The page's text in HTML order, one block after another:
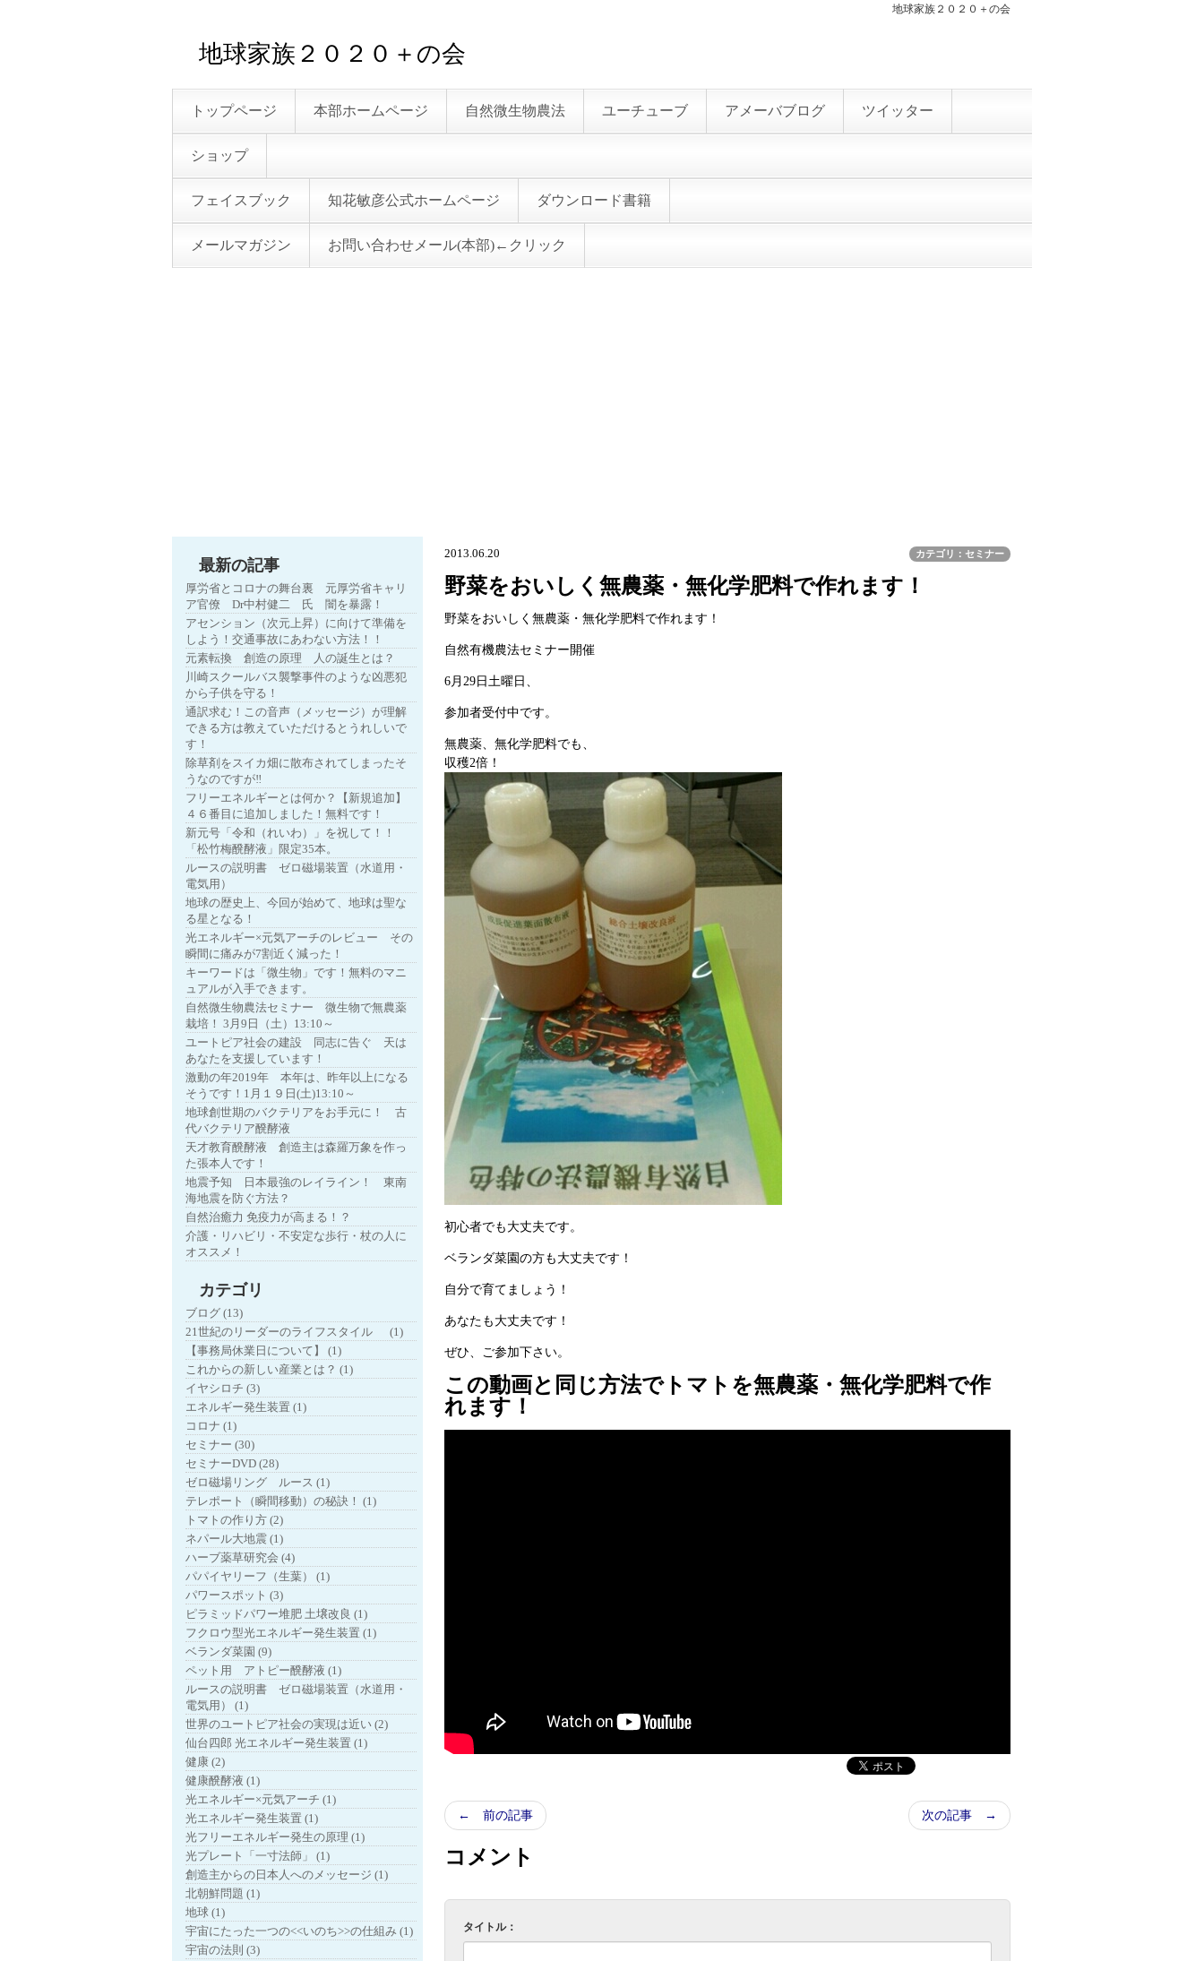
地球家族２０２０＋の会
地球家族２０２０＋の会
トップページ 本部ホームページ 自然微生物農法 ユーチューブ アメーバブログ ツイッター
ショップ
フェイスブック 知花敏彦公式ホームページ ダウンロード書籍
メールマガジン お問い合わせメール(本部)←クリック
2013.06.20 カテゴリ：セミナー
野菜をおいしく無農薬・無化学肥料で作れます！
野菜をおいしく無農薬・無化学肥料で作れます！
自然有機農法セミナー開催
6月29日土曜日、
参加者受付中です。
無農薬、無化学肥料でも、
収穫2倍！
初心者でも大丈夫です。
ベランダ菜園の方も大丈夫です！
自分で育てましょう！
あなたも大丈夫です！
ぜひ、ご参加下さい。
この動画と同じ方法でトマトを無農薬・無化学肥料で作
れます！
次の記事 →
← 前の記事
コメント
タイトル：
最新の記事
厚労省とコロナの舞台裏 元厚労省キャリ
ア官僚 Dr中村健二 氏 闇を暴露！
アセンション（次元上昇）に向けて準備を
しよう！交通事故にあわない方法！！
元素転換 創造の原理 人の誕生とは？
川崎スクールバス襲撃事件のような凶悪犯
から子供を守る！
通訳求む！この音声（メッセージ）が理解
できる方は教えていただけるとうれしいで
す！
除草剤をスイカ畑に散布されてしまったそ
うなのですが‼
フリーエネルギーとは何か？【新規追加】
４６番目に追加しました！無料です！
新元号「令和（れいわ）」を祝して！！
「松竹梅醗酵液」限定35本。
ルースの説明書 ゼロ磁場装置（水道用・
電気用）
地球の歴史上、今回が始めて、地球は聖な
る星となる！
光エネルギー×元気アーチのレビュー その
瞬間に痛みが7割近く減った！
キーワードは「微生物」です！無料のマニ
ュアルが入手できます。
自然微生物農法セミナー 微生物で無農薬
栽培！ 3月9日（土）13:10～
ユートピア社会の建設 同志に告ぐ 天は
あなたを支援しています！
激動の年2019年 本年は、昨年以上になる
そうです！1月１９日(土)13:10～
地球創世期のバクテリアをお手元に！ 古
代バクテリア醗酵液
天才教育醗酵液 創造主は森羅万象を作っ
た張本人です！
地震予知 日本最強のレイライン！ 東南
海地震を防ぐ方法？
自然治癒力 免疫力が高まる！？
介護・リハビリ・不安定な歩行・杖の人に
オススメ！
カテゴリ
ブログ (13)
21世紀のリーダーのライフスタイル (1)
【事務局休業日について】 (1)
これからの新しい産業とは？ (1)
イヤシロチ (3)
エネルギー発生装置 (1)
コロナ (1)
セミナー (30)
セミナーDVD (28)
ゼロ磁場リング ルース (1)
テレポート（瞬間移動）の秘訣！ (1)
トマトの作り方 (2)
ネパール大地震 (1)
ハーブ薬草研究会 (4)
パパイヤリーフ（生葉） (1)
パワースポット (3)
ピラミッドパワー堆肥 土壌改良 (1)
フクロウ型光エネルギー発生装置 (1)
ベランダ菜園 (9)
ペット用 アトピー醗酵液 (1)
ルースの説明書 ゼロ磁場装置（水道用・
電気用） (1)
世界のユートピア社会の実現は近い (2)
仙台四郎 光エネルギー発生装置 (1)
健康 (2)
健康醗酵液 (1)
光エネルギー×元気アーチ (1)
光エネルギー発生装置 (1)
光フリーエネルギー発生の原理 (1)
光プレート「一寸法師」 (1)
創造主からの日本人へのメッセージ (1)
北朝鮮問題 (1)
地球 (1)
宇宙にたった一つの<<いのち>>の仕組み (1)
宇宙の法則 (3)